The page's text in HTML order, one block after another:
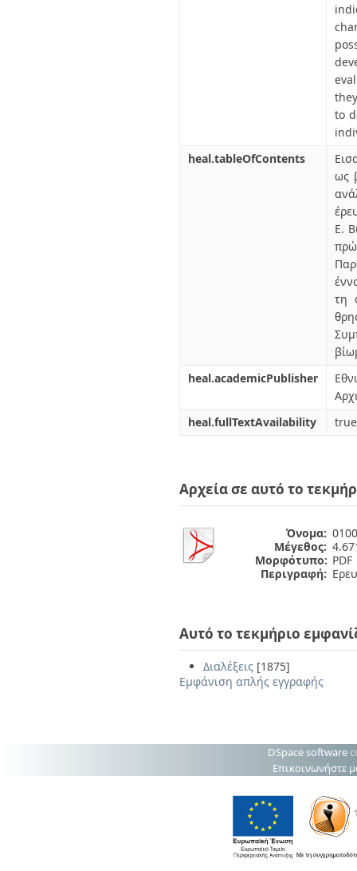
to
heal.tableOfContents
ως
E.
τη
heal.academicPublisher
heal.fullTextAvailability
true
Αρχεία σε αυτό το
Όνομα:
Μέγεθος:
Μορφότυπο: PDF
Περιγραφή:
Αυτό το τεκμήριο
Διαλέξεις [1875]
Εμφάνιση απλής εγγραφής
DSpace software
Επικοινωνήστε